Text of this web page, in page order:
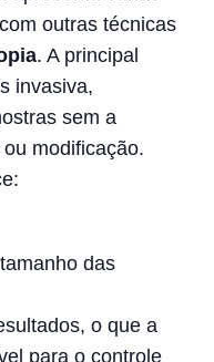
outras técnicas
. A principal
invasiva,
sem a
modificação.
das
o que a
para o controle